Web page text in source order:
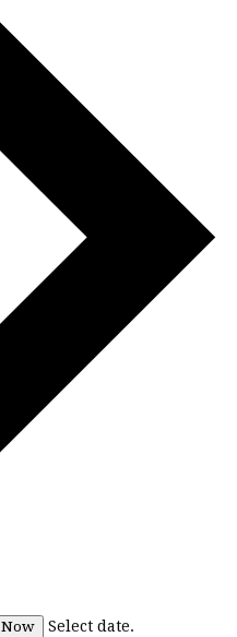
Now Select date.